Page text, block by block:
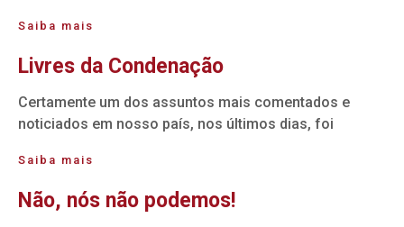
Saiba mais
Livres da Condenação
Certamente um dos assuntos mais comentados e
noticiados em nosso país, nos últimos dias, foi
Saiba mais
Não, nós não podemos!